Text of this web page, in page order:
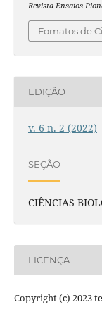
Revista Ensaios
Fomatos de
EDIÇÃO
v. 6 n. 2 (2022)
SEÇÃO
CIÊNCIAS
LICENÇA
Copyright (c) 2023